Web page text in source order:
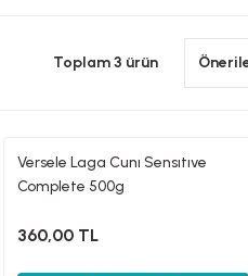
Toplam 3 ürün
Versele Laga Cunı Sensıtıve
Complete 500g
360,00 TL